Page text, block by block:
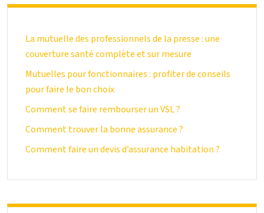
La mutuelle des professionnels de la presse : une
couverture santé complète et sur mesure
Mutuelles pour fonctionnaires : profiter de conseils
pour faire le bon choix
Comment se faire rembourser un VSL ?
Comment trouver la bonne assurance ?
Comment faire un devis d’assurance habitation ?